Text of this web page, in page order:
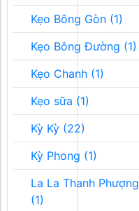
Kẹo Bông Gòn (1)
Kẹo Bông Đường (1)
Kẹo Chanh (1)
Kẹo sữa (1)
Kỳ Kỳ (22)
Kỳ Phong (1)
La La Thanh Phượng
(1)